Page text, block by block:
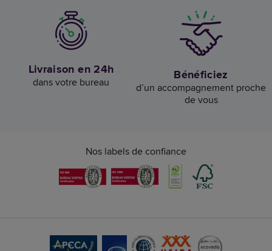
Livraison en 24h
dans votre bureau Bénéficiez
d’un accompagnement proche
de vous
Nos labels de confiance